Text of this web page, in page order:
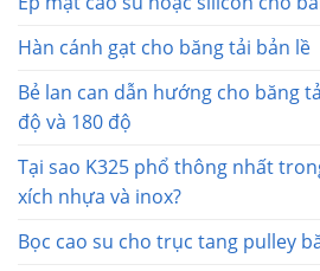
Hàn cánh gạt cho băng tải bản lề
Bẻ lan can dẫn hướng cho băng
độ và 180 độ
Tại sao K325 phổ thông nhất
xích nhựa và inox?
Bọc cao su cho trục tang pulley